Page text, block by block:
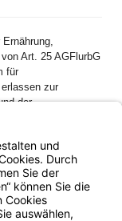
Art. 25 AGFlurbG
für
zur
der
der
und